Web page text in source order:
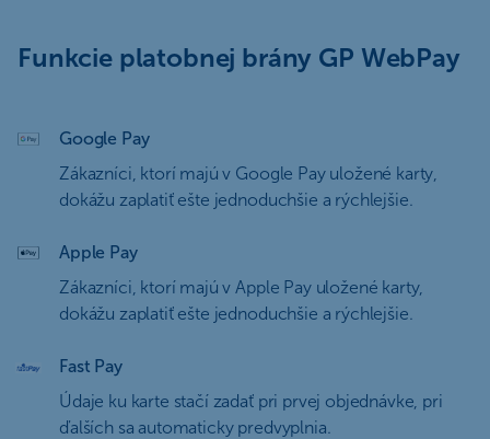
Funkcie platobnej brány GP WebPay
Google Pay
Zákazníci, ktorí majú v Google Pay uložené karty,
dokážu zaplatiť ešte jednoduchšie a rýchlejšie.
Apple Pay
Zákazníci, ktorí majú v Apple Pay uložené karty,
dokážu zaplatiť ešte jednoduchšie a rýchlejšie.
Fast Pay
Údaje ku karte stačí zadať pri prvej objednávke, pri
ďalších sa automaticky predvyplnia.